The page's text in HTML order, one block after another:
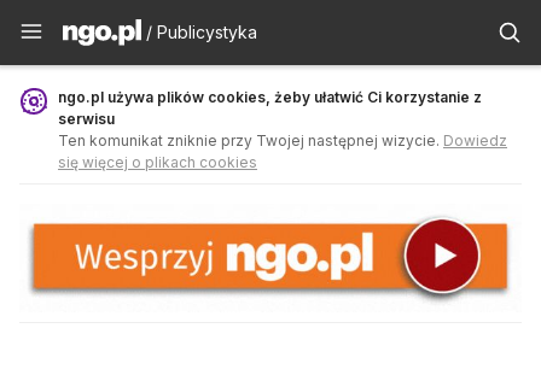
Publicystyka - ngo.pl
/ Publicystyka
ngo.pl używa plików cookies, żeby ułatwić Ci korzystanie z
serwisu
Ten komunikat zniknie przy Twojej następnej wizycie. Dowiedz
się więcej o plikach cookies